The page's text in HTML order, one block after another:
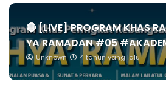
🔴 [LIVE] PROGRAM KHAS
YA RAMADAN #05
Unknown 4 tahun yang lalu